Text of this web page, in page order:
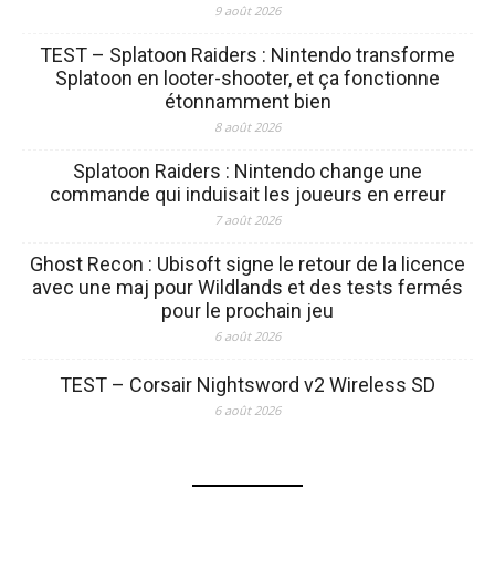
9 août 2026
TEST – Splatoon Raiders : Nintendo transforme
Splatoon en looter-shooter, et ça fonctionne
étonnamment bien
8 août 2026
Splatoon Raiders : Nintendo change une
commande qui induisait les joueurs en erreur
7 août 2026
Ghost Recon : Ubisoft signe le retour de la licence
avec une maj pour Wildlands et des tests fermés
pour le prochain jeu
6 août 2026
TEST – Corsair Nightsword v2 Wireless SD
6 août 2026